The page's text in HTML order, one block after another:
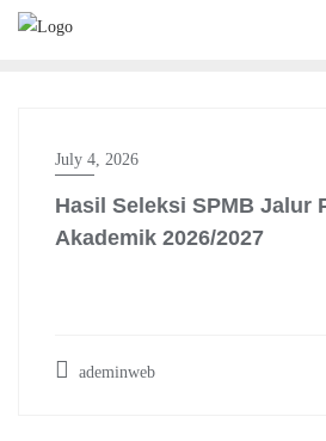
Skip
July 4, 2026
Hasil Seleksi SPMB Jalur
Akademik 2026/2027
ademinweb